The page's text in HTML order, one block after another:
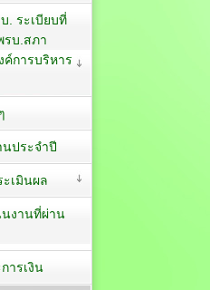
. ระเบียบที่
รบ.สภา
ค์การบริหาร
ประจำปี
เมินผล
นงานที่ผ่าน
ารเงิน